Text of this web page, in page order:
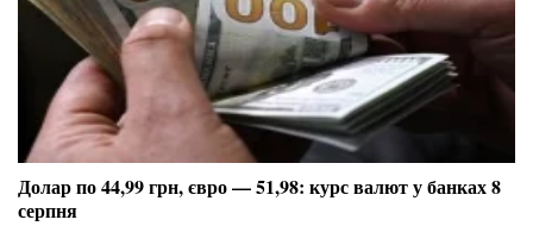
Долар по 44,99 грн, євро — 51,98: курс валют у банках 8
серпня